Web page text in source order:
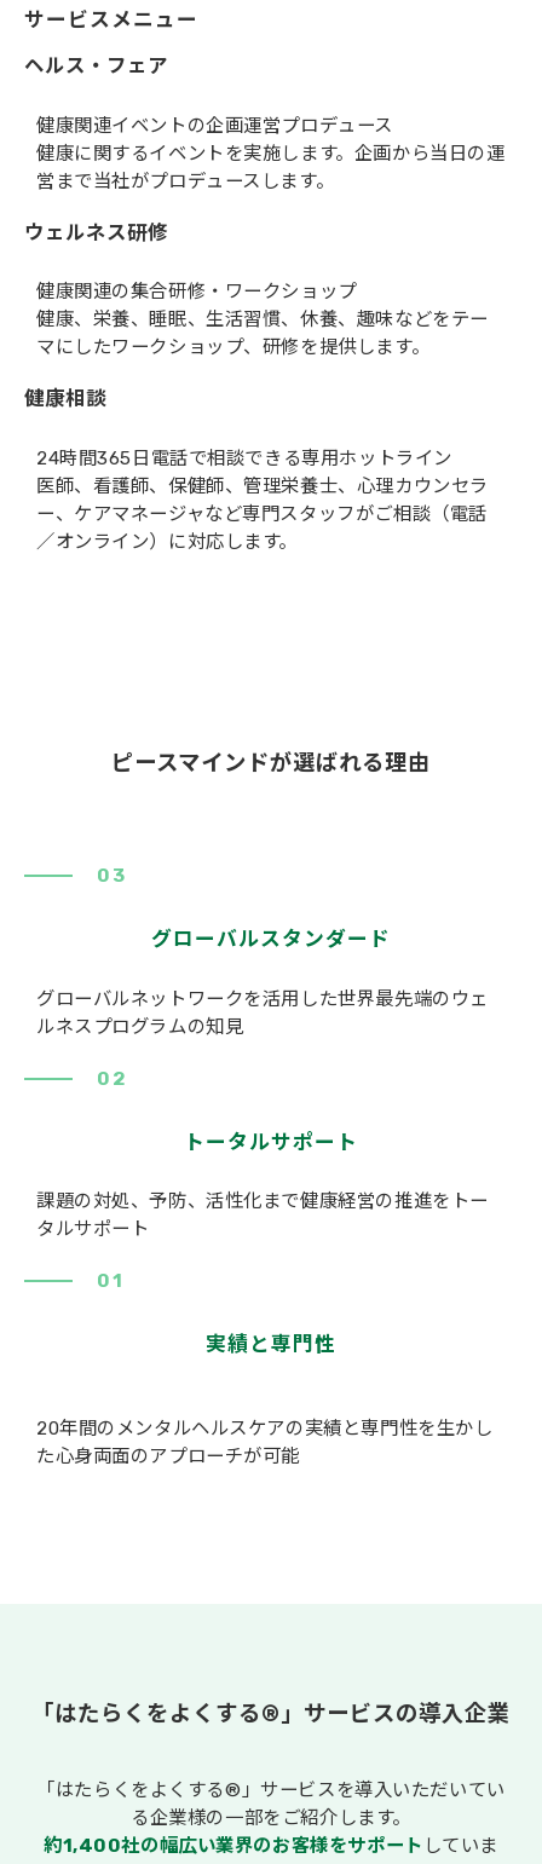
サービスメニュー
ヘルス・フェア
健康関連イベントの企画運営プロデュース
健康に関するイベントを実施します。企画から当日の運
営まで当社がプロデュースします。
ウェルネス研修
健康関連の集合研修・ワークショップ
健康、栄養、睡眠、生活習慣、休養、趣味などをテー
マにしたワークショップ、研修を提供します。
健康相談
24時間365日電話で相談できる専用ホットライン
医師、看護師、保健師、管理栄養士、心理カウンセラ
ー、ケアマネージャなど専門スタッフがご相談（電話
／オンライン）に対応します。
ピースマインドが選ばれる理由
01
実績と専門性
20年間のメンタルヘルスケアの実績と専門性を生かし
た心身両面のアプローチが可能
02
トータルサポート
課題の対処、予防、活性化まで健康経営の推進をトー
タルサポート
03
グローバルスタンダード
グローバルネットワークを活用した世界最先端のウェ
ルネスプログラムの知見
「はたらくをよくする®」サービスの導入企業
「はたらくをよくする®」サービスを導入いただいてい
る企業様の一部をご紹介します。
約1,400社の幅広い業界のお客様をサポート していま